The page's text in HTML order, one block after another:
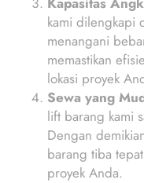
kami dilengkapi
menangani
memastikan
lokasi proyek
Sewa yang
lift barang kami
Dengan
barang tiba
proyek Anda.